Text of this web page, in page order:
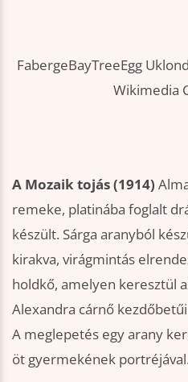
FabergeBayTreeEgg
Wikimedia
A Mozaik tojás (1914)
remeke, platinába foglalt
készült. Sárga aranyból
kirakva, virágmintás
holdkő, amelyen keresztül
Alexandra cárnő
A meglepetés egy arany
öt gyermekének portréjával.